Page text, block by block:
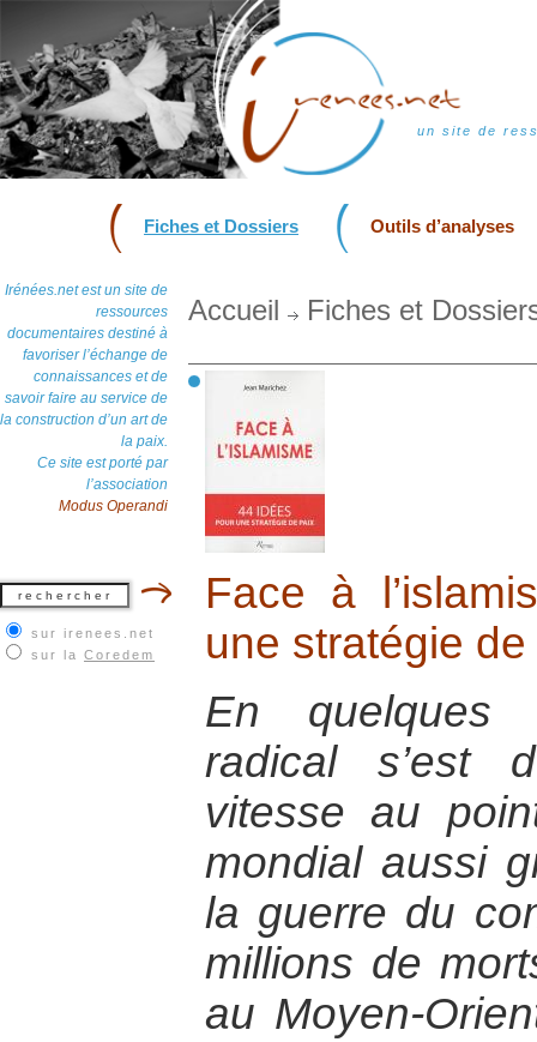
un site de
Fiches et Dossiers Outils d’analyses
Irénées.net est un site de
ressources
documentaires destiné à
favoriser l’échange de
connaissances et de
savoir faire au service de
la construction d’un art de
la paix.
Ce site est porté par
l’association
Modus Operandi
sur irenees.net
sur la Coredem
Accueil Fiches et
Face à
une stratégie
En quelques
radical s’est
vitesse au
mondial aussi
la guerre du
millions de
au Moyen-